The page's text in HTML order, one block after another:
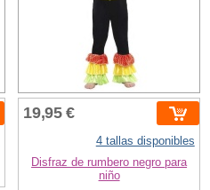
19,95 €
4 tallas disponibles
Disfraz de rumbero negro para
niño